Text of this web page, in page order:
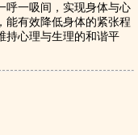
呼一吸间，实现身体与心
能有效降低身体的紧张程
持心理与生理的和谐平